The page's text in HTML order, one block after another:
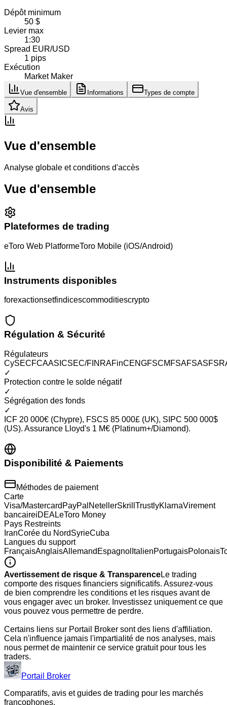
Dépôt minimum
50 $
Levier max
1:30
Spread EUR/USD
1 pips
Exécution
Market Maker
Vue d'ensemble Informations Types de compte
Avis
Vue d'ensemble
Analyse globale et conditions d'accès
Vue d'ensemble
Plateformes de trading
eToro Web PlatformeToro Mobile (iOS/Android)
Instruments disponibles
forexactionsetfindicescommoditiescrypto
Régulation & Sécurité
Régulateurs
CySECFCAASICSEC/FINRAFinCENGFSCMFSAFSAS
✓
Protection contre le solde négatif
✓
Ségrégation des fonds
✓
ICF 20 000€ (Chypre), FSCS 85 000£ (UK), SIPC 500 000$
(US). Assurance Lloyd's 1 M€ (Platinum+/Diamond).
Disponibilité & Paiements
Méthodes de paiement
Carte
Visa/Mastercard PayPal NetellerSkrill TrustlyKlarnaVirement
bancaireiDEALeToro Money
Pays Restreints
IranCorée du NordSyrieCuba
Langues du support
FrançaisAnglaisAllemand Espagnol ItalienPortugaisPolonais
Avertissement de risque & TransparenceLe trading
comporte des risques financiers significatifs. Assurez-vous
de bien comprendre les conditions et les risques avant de
vous engager avec un broker. Investissez uniquement ce que
vous pouvez vous permettre de perdre.
Certains liens sur Portail Broker sont des liens d'affiliation.
Cela n'influence jamais l'impartialité de nos analyses, mais
nous permet de maintenir ce service gratuit pour tous les
traders.
Portail Broker
Comparatifs, avis et guides de trading pour les marchés
francophones.